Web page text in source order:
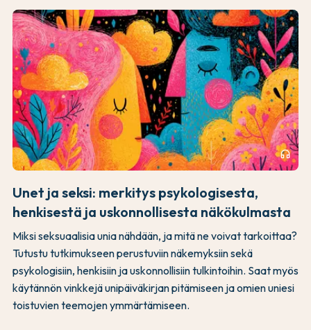
headphones
Unet ja seksi: merkitys psykologisesta,
henkisestä ja uskonnollisesta näkökulmasta
Miksi seksuaalisia unia nähdään, ja mitä ne voivat tarkoittaa?
Tutustu tutkimukseen perustuviin näkemyksiin sekä
psykologisiin, henkisiin ja uskonnollisiin tulkintoihin. Saat myös
käytännön vinkkejä unipäiväkirjan pitämiseen ja omien uniesi
toistuvien teemojen ymmärtämiseen.